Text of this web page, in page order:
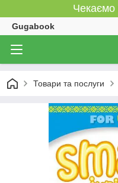
Чекаємо
Gugabook
Товари та послуги